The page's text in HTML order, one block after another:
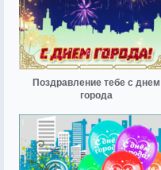
Поздравление тебе с днем
города